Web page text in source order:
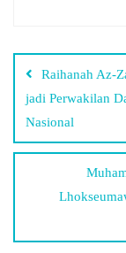
Raihanah Az-
jadi Perwakilan
Nasional